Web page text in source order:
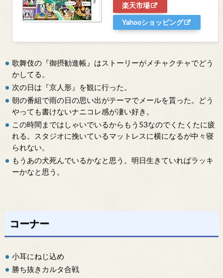
楽天市場
Yahooショッピング
歌舞伎の『御摂勧進帳』はストーリーがメチャクチャでどう
かしてる。
次の日は『京人形』を観に行った。
朝の番組で雨の日の思い出がテーマでメールを貰った。どう
やっても書けないナニコレ感が凄い好き。
この時間まではしゃいでいるからもう53なのでくたくたに疲
れる。スタジオに挽いているマットレスに横になるが中々寝
られない。
もうあの犬死んでいるかなと思う。明日生きていればラッキ
ーかなと思う。
コーナー
小耳にねじ込め
勝ち抜きカルタ合戦